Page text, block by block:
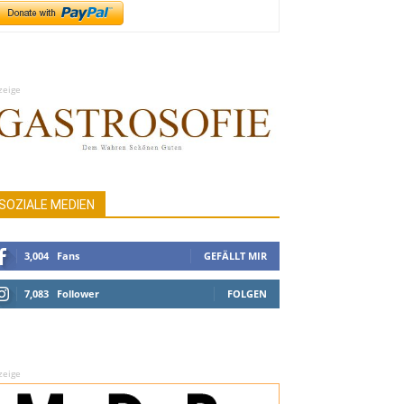
MEDIEN
3,004 Fans GEFÄLLT MIR
7,083 Follower FOLGEN